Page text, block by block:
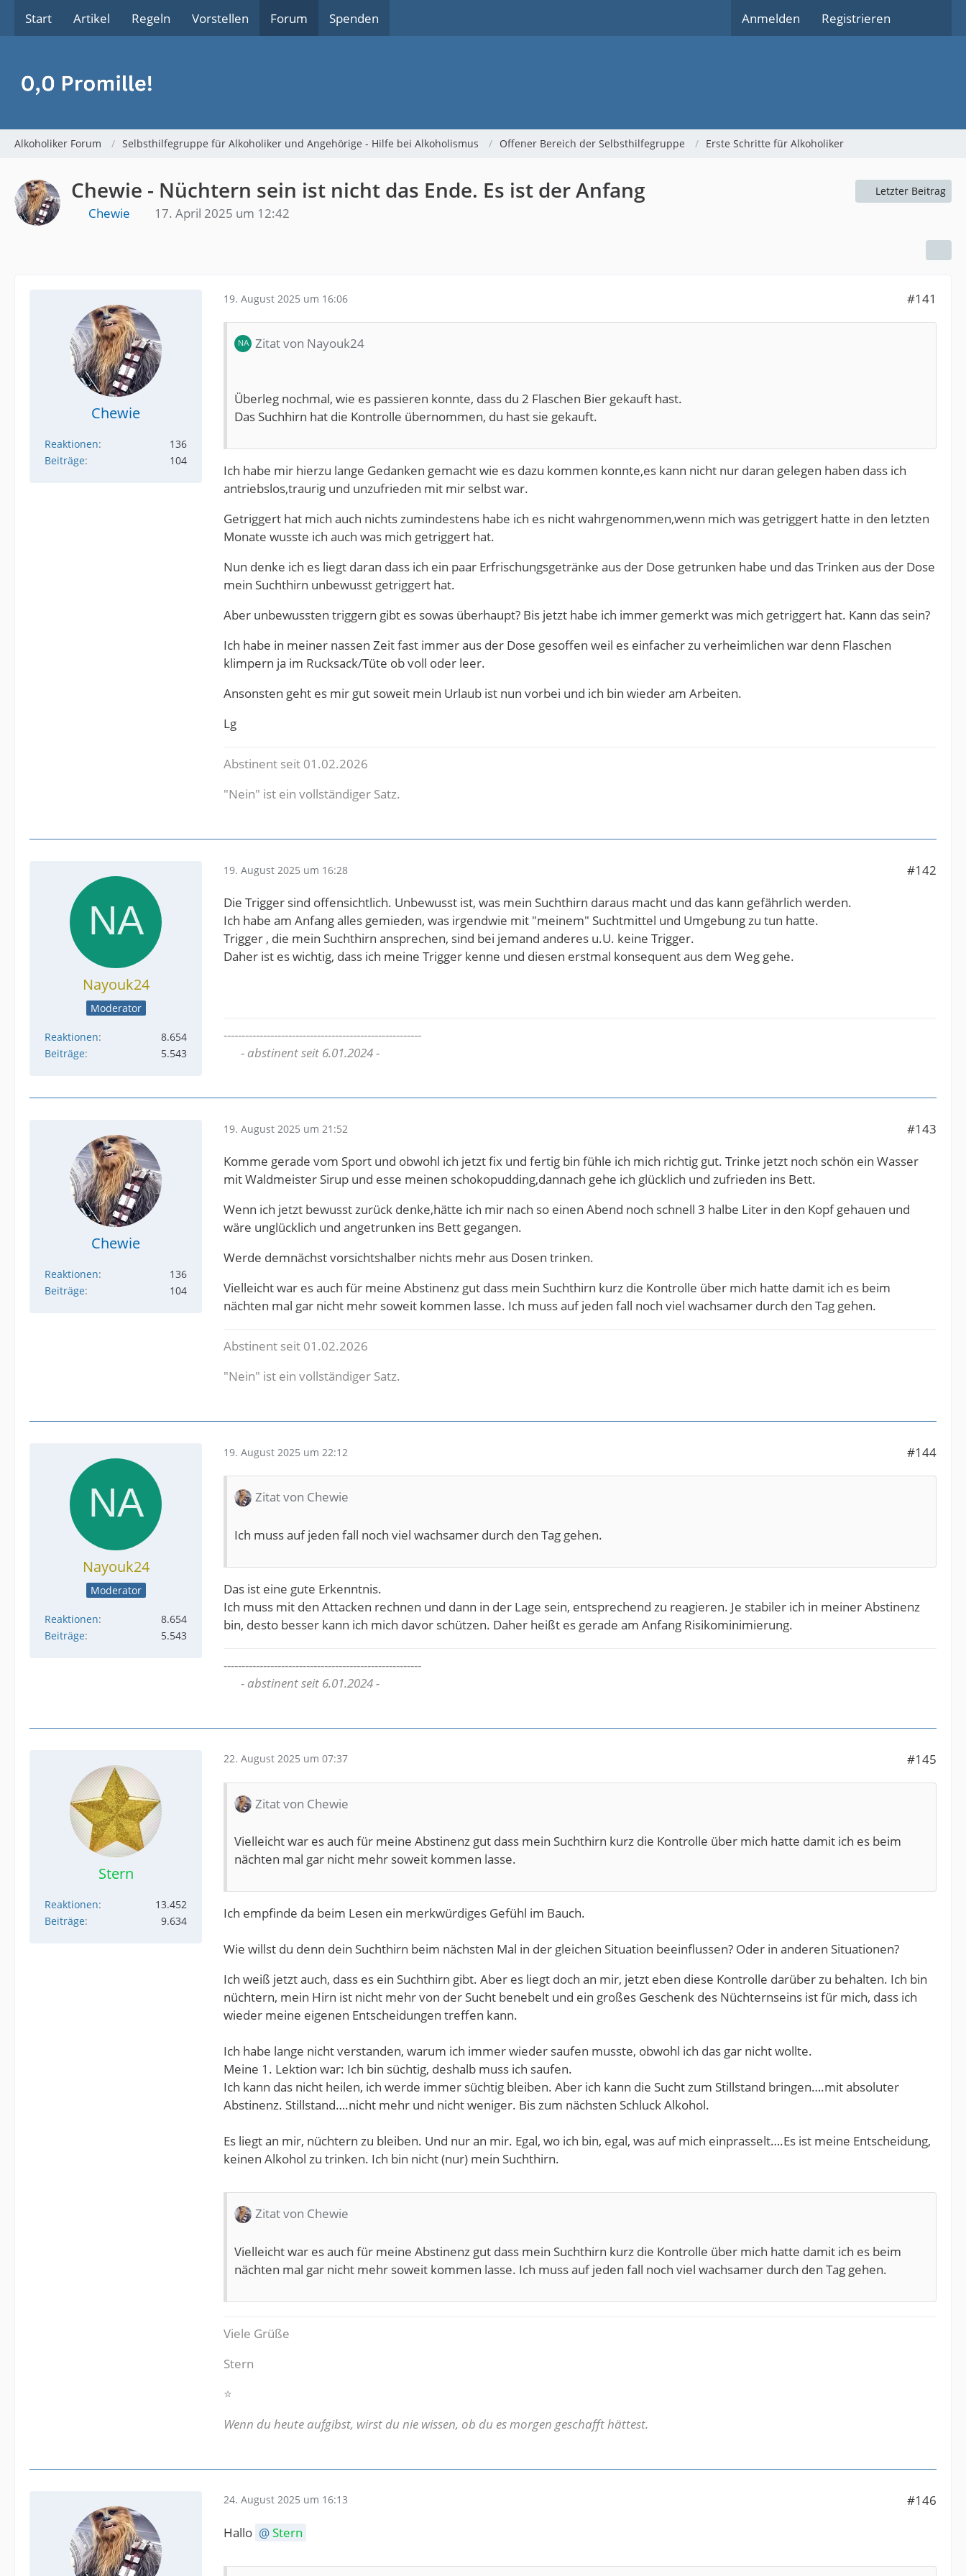
Start Artikel Regeln Vorstellen Forum Spenden Anmelden Registrieren
Alkoholiker Forum Selbsthilfegruppe für Alkoholiker und Angehörige - Hilfe bei Alkoholismus Offener Bereich der Selbsthilfegruppe Erste Schritte für Alkoholiker
Chewie - Nüchtern sein ist nicht das Ende. Es ist der Anfang
Chewie 17. April 2025 um 12:42
Letzter Beitrag
Chewie
Reaktionen
136
Beiträge
104
19. August 2025 um 16:06 #141
Zitat von Nayouk24
Überleg nochmal, wie es passieren konnte, dass du 2 Flaschen Bier gekauft hast.
Das Suchhirn hat die Kontrolle übernommen, du hast sie gekauft.
Ich habe mir hierzu lange Gedanken gemacht wie es dazu kommen konnte,es kann nicht nur daran gelegen haben dass ich
antriebslos,traurig und unzufrieden mit mir selbst war.
Getriggert hat mich auch nichts zumindestens habe ich es nicht wahrgenommen,wenn mich was getriggert hatte in den letzten
Monate wusste ich auch was mich getriggert hat.
Nun denke ich es liegt daran dass ich ein paar Erfrischungsgetränke aus der Dose getrunken habe und das Trinken aus der Dose
mein Suchthirn unbewusst getriggert hat.
Aber unbewussten triggern gibt es sowas überhaupt? Bis jetzt habe ich immer gemerkt was mich getriggert hat. Kann das sein?
Ich habe in meiner nassen Zeit fast immer aus der Dose gesoffen weil es einfacher zu verheimlichen war denn Flaschen
klimpern ja im Rucksack/Tüte ob voll oder leer.
Ansonsten geht es mir gut soweit mein Urlaub ist nun vorbei und ich bin wieder am Arbeiten.
Lg
Abstinent seit 01.02.2026
"Nein" ist ein vollständiger Satz.
Nayouk24
Moderator
Reaktionen
8.654
Beiträge
5.543
19. August 2025 um 16:28
#142
Die Trigger sind offensichtlich. Unbewusst ist, was mein Suchthirn daraus macht und das kann gefährlich werden.
Ich habe am Anfang alles gemieden, was irgendwie mit "meinem" Suchtmittel und Umgebung zu tun hatte.
Trigger , die mein Suchthirn ansprechen, sind bei jemand anderes u.U. keine Trigger.
Daher ist es wichtig, dass ich meine Trigger kenne und diesen erstmal konsequent aus dem Weg gehe.
-------------------------------------------------------
- abstinent seit 6.01.2024 -
Chewie
Reaktionen
136
Beiträge
104
19. August 2025 um 21:52
#143
Komme gerade vom Sport und obwohl ich jetzt fix und fertig bin fühle ich mich richtig gut. Trinke jetzt noch schön ein Wasser
mit Waldmeister Sirup und esse meinen schokopudding,dannach gehe ich glücklich und zufrieden ins Bett.
Wenn ich jetzt bewusst zurück denke,hätte ich mir nach so einen Abend noch schnell 3 halbe Liter in den Kopf gehauen und
wäre unglücklich und angetrunken ins Bett gegangen.
Werde demnächst vorsichtshalber nichts mehr aus Dosen trinken.
Vielleicht war es auch für meine Abstinenz gut dass mein Suchthirn kurz die Kontrolle über mich hatte damit ich es beim
nächten mal gar nicht mehr soweit kommen lasse. Ich muss auf jeden fall noch viel wachsamer durch den Tag gehen.
Abstinent seit 01.02.2026
"Nein" ist ein vollständiger Satz.
Nayouk24
Moderator
Reaktionen
8.654
Beiträge
5.543
19. August 2025 um 22:12 #144
Zitat von Chewie
Ich muss auf jeden fall noch viel wachsamer durch den Tag gehen.
Das ist eine gute Erkenntnis.
Ich muss mit den Attacken rechnen und dann in der Lage sein, entsprechend zu reagieren. Je stabiler ich in meiner Abstinenz
bin, desto besser kann ich mich davor schützen. Daher heißt es gerade am Anfang Risikominimierung.
-------------------------------------------------------
- abstinent seit 6.01.2024 -
Stern
Reaktionen
13.452
Beiträge
9.634
22. August 2025 um 07:37 #145
Zitat von Chewie
Vielleicht war es auch für meine Abstinenz gut dass mein Suchthirn kurz die Kontrolle über mich hatte damit ich es beim
nächten mal gar nicht mehr soweit kommen lasse.
Ich empfinde da beim Lesen ein merkwürdiges Gefühl im Bauch.
Wie willst du denn dein Suchthirn beim nächsten Mal in der gleichen Situation beeinflussen? Oder in anderen Situationen?
Ich weiß jetzt auch, dass es ein Suchthirn gibt. Aber es liegt doch an mir, jetzt eben diese Kontrolle darüber zu behalten. Ich bin
nüchtern, mein Hirn ist nicht mehr von der Sucht benebelt und ein großes Geschenk des Nüchternseins ist für mich, dass ich
wieder meine eigenen Entscheidungen treffen kann.
Ich habe lange nicht verstanden, warum ich immer wieder saufen musste, obwohl ich das gar nicht wollte.
Meine 1. Lektion war: Ich bin süchtig, deshalb muss ich saufen.
Ich kann das nicht heilen, ich werde immer süchtig bleiben. Aber ich kann die Sucht zum Stillstand bringen….mit absoluter
Abstinenz. Stillstand….nicht mehr und nicht weniger. Bis zum nächsten Schluck Alkohol.
Es liegt an mir, nüchtern zu bleiben. Und nur an mir. Egal, wo ich bin, egal, was auf mich einprasselt….Es ist meine Entscheidung,
keinen Alkohol zu trinken. Ich bin nicht (nur) mein Suchthirn.
Zitat von Chewie
Vielleicht war es auch für meine Abstinenz gut dass mein Suchthirn kurz die Kontrolle über mich hatte damit ich es beim
nächten mal gar nicht mehr soweit kommen lasse. Ich muss auf jeden fall noch viel wachsamer durch den Tag gehen.
Viele Grüße
Stern
⭐️
Wenn du heute aufgibst, wirst du nie wissen, ob du es morgen geschafft hättest.
24. August 2025 um 16:13
#146
Hallo
Stern